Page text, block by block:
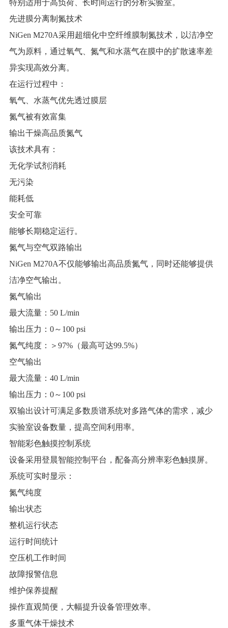
特别适用于高负荷、长时间运行的分析实验室。
先进膜分离制氮技术
NiGen M270A采用超细化中空纤维膜制氮技术，以洁净空
气为原料，通过氧气、氮气和水蒸气在膜中的扩散速率差
异实现高效分离。
在运行过程中：
氧气、水蒸气优先透过膜层
氮气被有效富集
输出干燥高品质氮气
该技术具有：
无化学试剂消耗
无污染
能耗低
安全可靠
能够长期稳定运行。
氮气与空气双路输出
NiGen M270A不仅能够输出高品质氮气，同时还能够提供
洁净空气输出。
氮气输出
最大流量：50 L/min
输出压力：0～100 psi
氮气纯度：＞97%（最高可达99.5%）
空气输出
最大流量：40 L/min
输出压力：0～100 psi
双输出设计可满足多数质谱系统对多路气体的需求，减少
实验室设备数量，提高空间利用率。
智能彩色触摸控制系统
设备采用登晨智能控制平台，配备高分辨率彩色触摸屏。
系统可实时显示：
氮气纯度
输出状态
整机运行状态
运行时间统计
空压机工作时间
故障报警信息
维护保养提醒
操作直观简便，大幅提升设备管理效率。
多重气体干燥技术